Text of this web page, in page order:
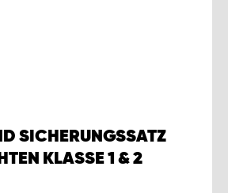
SICHERUNGSSATZ
KLASSE 1 & 2